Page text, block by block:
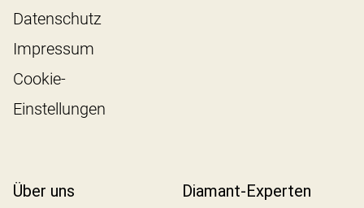
Datenschutz
Impressum
Cookie-
Einstellungen
Über uns Diamant-Experten